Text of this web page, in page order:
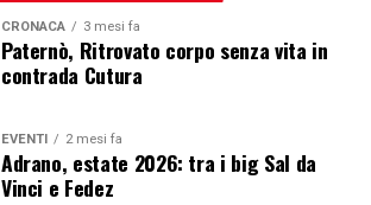
CRONACA 3 mesi fa
Paternò, Ritrovato corpo senza vita in
contrada Cutura
EVENTI 2 mesi fa
Adrano, estate 2026: tra i big Sal da
Vinci e Fedez